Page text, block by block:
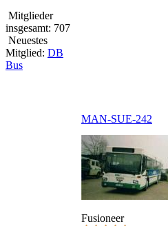
Mitglieder
insgesamt: 707
Neuestes
Mitglied: DB
Bus
MAN-SUE-242
Fusioneer